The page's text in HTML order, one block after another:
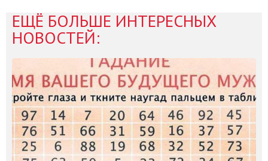
ЕЩЁ БОЛЬШЕ ИНТЕРЕСНЫХ
НОВОСТЕЙ: